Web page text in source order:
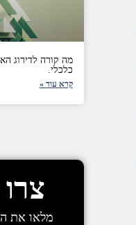
מה קורה לדירוג
כלכלי.
קרא עוד »
מלאו את